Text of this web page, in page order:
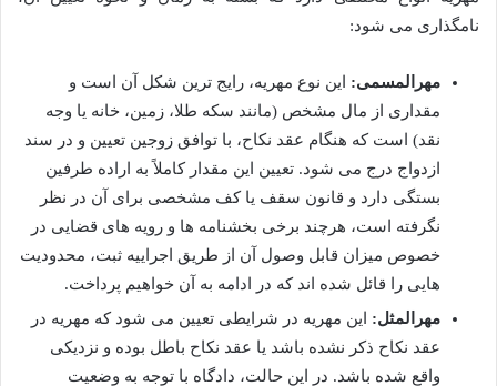
نامگذاری می شود:
مهرالمسمی: این نوع مهریه، رایج ترین شکل آن است و
مقداری از مال مشخص (مانند سکه طلا، زمین، خانه یا وجه
نقد) است که هنگام عقد نکاح، با توافق زوجین تعیین و در سند
ازدواج درج می شود. تعیین این مقدار کاملاً به اراده طرفین
بستگی دارد و قانون سقف یا کف مشخصی برای آن در نظر
نگرفته است، هرچند برخی بخشنامه ها و رویه های قضایی در
خصوص میزان قابل وصول آن از طریق اجراییه ثبت، محدودیت
هایی را قائل شده اند که در ادامه به آن خواهیم پرداخت.
مهرالمثل: این مهریه در شرایطی تعیین می شود که مهریه در
عقد نکاح ذکر نشده باشد یا عقد نکاح باطل بوده و نزدیکی
واقع شده باشد. در این حالت، دادگاه با توجه به وضعیت